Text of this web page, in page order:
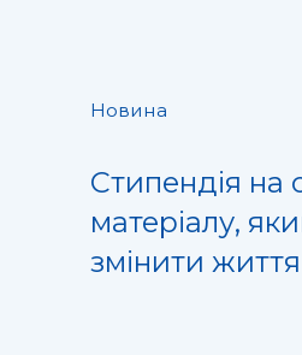
Новина
Стипендія на
матеріалу,
змінити